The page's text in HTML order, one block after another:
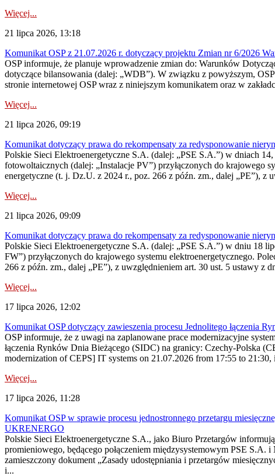
Więcej...
21 lipca 2026, 13:18
Komunikat OSP z 21.07.2026 r. dotyczący projektu Zmian nr 6/2026
OSP informuje, że planuje wprowadzenie zmian do: Warunków
dotyczące bilansowania (dalej: „WDB”). W związku z powyższym,
stronie internetowej OSP wraz z niniejszym komunikatem oraz w
Więcej...
21 lipca 2026, 09:19
Komunikat dotyczący prawa do rekompensaty za redysponowanie
Polskie Sieci Elektroenergetyczne S.A. (dalej: „PSE S.A.”) w dniach
fotowoltaicznych (dalej: „Instalacje PV”) przyłączonych do krajowego
energetyczne (t. j. Dz.U. z 2024 r., poz. 266 z późn. zm., dalej „PE”), z
Więcej...
21 lipca 2026, 09:09
Komunikat dotyczący prawa do rekompensaty za redysponowanie
Polskie Sieci Elektroenergetyczne S.A. (dalej: „PSE S.A.”) w dniu 18
FW”) przyłączonych do krajowego systemu elektroenergetycznego.
266 z późn. zm., dalej „PE”), z uwzględnieniem art. 30 ust. 5 ustawy z
Więcej...
17 lipca 2026, 12:02
Komunikat OSP dotyczący zawieszenia procesu Jednolitego łączenia
OSP informuje, że z uwagi na zaplanowane prace modernizacyjne
łączenia Rynków Dnia Bieżącego (SIDC) na granicy: Czechy-Polska
modernization of CEPS] IT systems on 21.07.2026 from 17:55 to 21:30,
Więcej...
17 lipca 2026, 11:28
Komunikat OSP w sprawie procesu jednostronnego przetargu
UKRENERGO
Polskie Sieci Elektroenergetyczne S.A., jako Biuro Przetargów
promieniowego, będącego połączeniem międzysystemowym PSE
zamieszczony dokument „Zasady udostępniania i przetargów
i...